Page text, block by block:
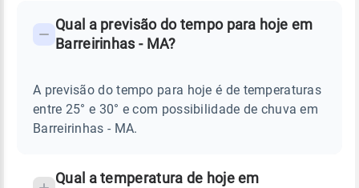
PREVISÃO
TEMPO
BARREIRINHAS
Perguntas
sobre
chuva
Qual a previsão do tempo para hoje em
Barreirinhas - MA?
A previsão do tempo para hoje é de temperaturas
entre 25° e 30° e com possibilidade de chuva em
Barreirinhas - MA.
Qual a temperatura de hoje em